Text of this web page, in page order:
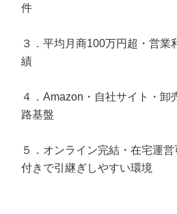
件
３．平均月商100万円超・営業
績
４．Amazon・自社サイト・卸
路基盤
５．オンライン完結・在宅運
付きで引継ぎしやすい環境